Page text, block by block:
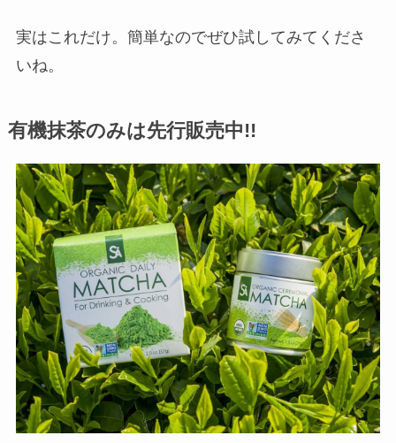
実はこれだけ。簡単なのでぜひ試してみてくださ
いね。
有機抹茶のみは先行販売中!!